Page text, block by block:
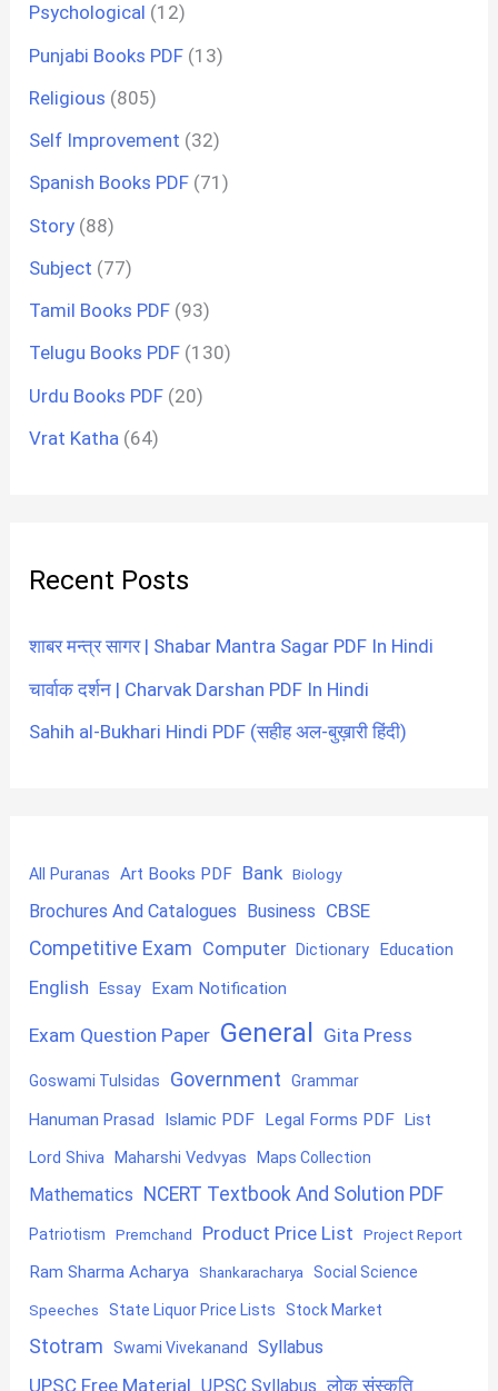
Psychological (12)
Punjabi Books PDF (13)
Religious (805)
Self Improvement (32)
Spanish Books PDF (71)
Story (88)
Subject (77)
Tamil Books PDF (93)
Telugu Books PDF (130)
Urdu Books PDF (20)
Vrat Katha (64)
Recent Posts
शाबर मन्त्र सागर | Shabar Mantra Sagar PDF In Hindi
चार्वाक दर्शन | Charvak Darshan PDF In Hindi
Sahih al-Bukhari Hindi PDF (सहीह अल-बुख़ारी हिंदी)
All Puranas Art Books PDF Bank Biology
Brochures And Catalogues Business CBSE
Competitive Exam Computer Dictionary Education
English Essay Exam Notification
Exam Question Paper General Gita Press
Goswami Tulsidas Government Grammar
Hanuman Prasad Islamic PDF Legal Forms PDF List
Lord Shiva Maharshi Vedvyas Maps Collection
Mathematics NCERT Textbook And Solution PDF
Patriotism Premchand Product Price List Project Report
Ram Sharma Acharya Shankaracharya Social Science
Speeches State Liquor Price Lists Stock Market
Stotram Swami Vivekanand Syllabus
UPSC Free Material UPSC Syllabus लोक संस्कृति